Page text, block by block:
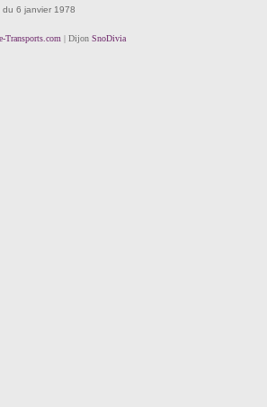
6 janvier 1978
Transports.com | Dijon SnoDivia